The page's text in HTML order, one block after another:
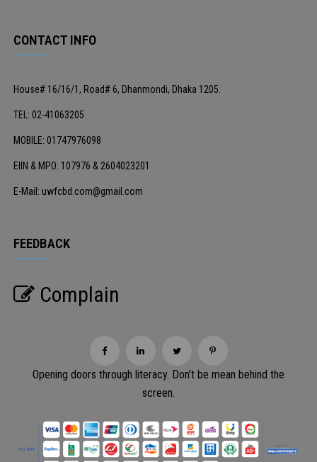
CONTACT INFO
House# 16/16/1, Road# 6, Dhanmondi, Dhaka 1205.
TEL: 02-41063205
MOBILE: 01747976098
EIIN & MPO: 107976 & 2604023201
E-Mail: uwfcbd.com@gmail.com
FEEDBACK
Complain
Opening doors through literacy. Don’t be mean behind the
screen.